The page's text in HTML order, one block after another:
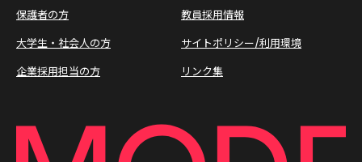
保護者の方
大学生・社会人の方
企業採用担当の方
教員採用情報
サイトポリシー/利用環境
リンク集